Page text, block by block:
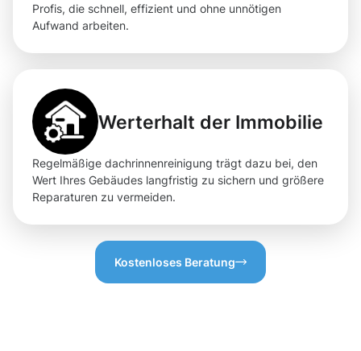
Profis, die schnell, effizient und ohne unnötigen
Aufwand arbeiten.
Werterhalt der Immobilie
Regelmäßige dachrinnenreinigung trägt dazu bei, den
Wert Ihres Gebäudes langfristig zu sichern und größere
Reparaturen zu vermeiden.
Kostenloses Beratung